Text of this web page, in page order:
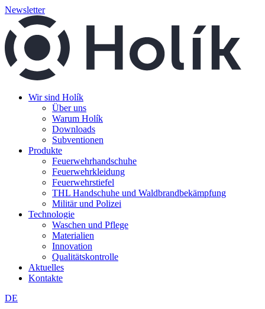
Newsletter
Wir sind Holík
Über uns
Warum Holík
Downloads
Subventionen
Produkte
Feuerwehrhandschuhe
Feuerwehrkleidung
Feuerwehrstiefel
THL Handschuhe und Waldbrandbekämpfung
Militär und Polizei
Technologie
Waschen und Pflege
Materialien
Innovation
Qualitätskontrolle
Aktuelles
Kontakte
DE